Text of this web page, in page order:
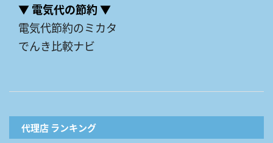
▼ 電気代の節約 ▼
電気代節約のミカタ
でんき比較ナビ
代理店 ランキング